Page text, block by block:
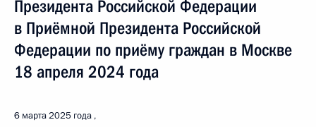
Президента Российской Федерации
в Приёмной Президента Российской
Федерации по приёму граждан в Москве
18 апреля 2024 года
6 марта 2025 года